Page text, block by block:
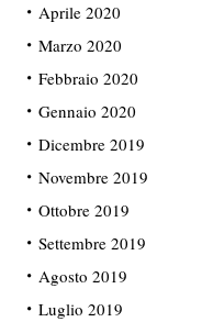
Aprile 2020
Marzo 2020
Febbraio 2020
Gennaio 2020
Dicembre 2019
Novembre 2019
Ottobre 2019
Settembre 2019
Agosto 2019
Luglio 2019